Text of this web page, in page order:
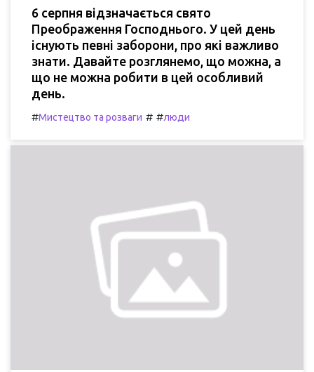
6 серпня відзначається свято
Преображення Господнього. У цей день
існують певні заборони, про які важливо
знати. Давайте розглянемо, що можна, а
що не можна робити в цей особливий
день.
#Мистецтво та розваги # #люди